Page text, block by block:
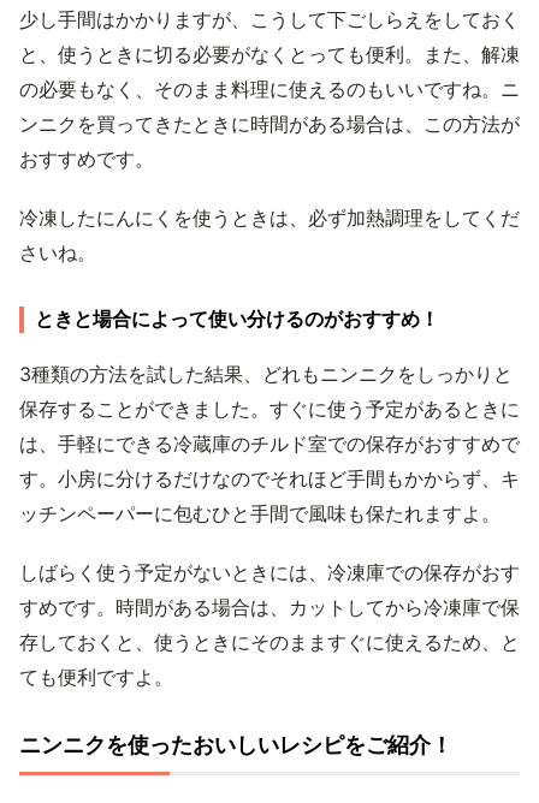
少し手間はかかりますが、こうして下ごしらえをしておく
と、使うときに切る必要がなくとっても便利。また、解凍
の必要もなく、そのまま料理に使えるのもいいですね。ニ
ンニクを買ってきたときに時間がある場合は、この方法が
おすすめです。
冷凍したにんにくを使うときは、必ず加熱調理をしてくだ
さいね。
ときと場合によって使い分けるのがおすすめ！
3種類の方法を試した結果、どれもニンニクをしっかりと
保存することができました。すぐに使う予定があるときに
は、手軽にできる冷蔵庫のチルド室での保存がおすすめで
す。小房に分けるだけなのでそれほど手間もかからず、キ
ッチンペーパーに包むひと手間で風味も保たれますよ。
しばらく使う予定がないときには、冷凍庫での保存がおす
すめです。時間がある場合は、カットしてから冷凍庫で保
存しておくと、使うときにそのまますぐに使えるため、と
ても便利ですよ。
ニンニクを使ったおいしいレシピをご紹介！